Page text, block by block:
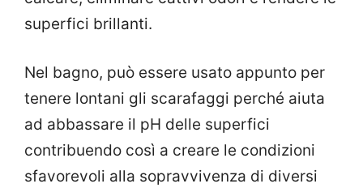
superfici brillanti.
Nel bagno, può essere usato appunto per
tenere lontani gli scarafaggi perché aiuta
ad abbassare il pH delle superfici
contribuendo così a creare le condizioni
sfavorevoli alla sopravvivenza di diversi